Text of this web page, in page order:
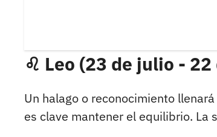
♌ Leo (23 de julio -
Un halago o reconocimiento
es clave mantener el equilibrio. La